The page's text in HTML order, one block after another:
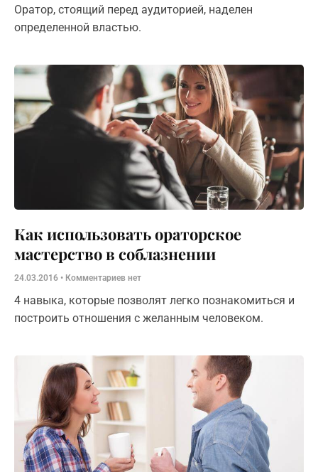
​Оратор, стоящий перед аудиторией, наделен
определенной властью.
Как использовать ораторское
мастерство в соблазнении
24.03.2016 Комментариев нет
4 навыка, которые позволят легко познакомиться и
построить отношения с желанным человеком.